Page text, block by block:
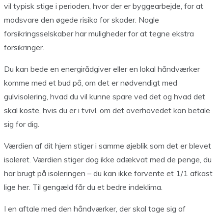
vil typisk stige i perioden, hvor der er byggearbejde, for at
modsvare den øgede risiko for skader. Nogle
forsikringsselskaber har muligheder for at tegne ekstra
forsikringer.
Du kan bede en energirådgiver eller en lokal håndværker
komme med et bud på, om det er nødvendigt med
gulvisolering, hvad du vil kunne spare ved det og hvad det
skal koste, hvis du er i tvivl, om det overhovedet kan betale
sig for dig.
Værdien af dit hjem stiger i samme øjeblik som det er blevet
isoleret. Værdien stiger dog ikke adækvat med de penge, du
har brugt på isoleringen – du kan ikke forvente et 1/1 afkast
lige her. Til gengæld får du et bedre indeklima.
I en aftale med den håndværker, der skal tage sig af